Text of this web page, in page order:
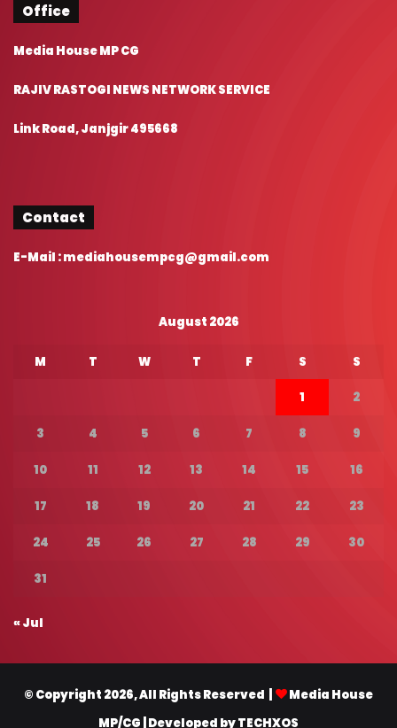
Office
Media House MP CG
RAJIV RASTOGI NEWS NETWORK SERVICE
Link Road, Janjgir 495668
Contact
E-Mail : mediahousempcg@gmail.com
August 2026
M T W T F S S
1 2
3 4 5 6 7 8 9
10 11 12 13 14 15 16
17 18 19 20 21 22 23
24 25 26 27 28 29 30
31
« Jul
© Copyright 2026, All Rights Reserved |
Media House
MP/CG | Developed byTECHXOS